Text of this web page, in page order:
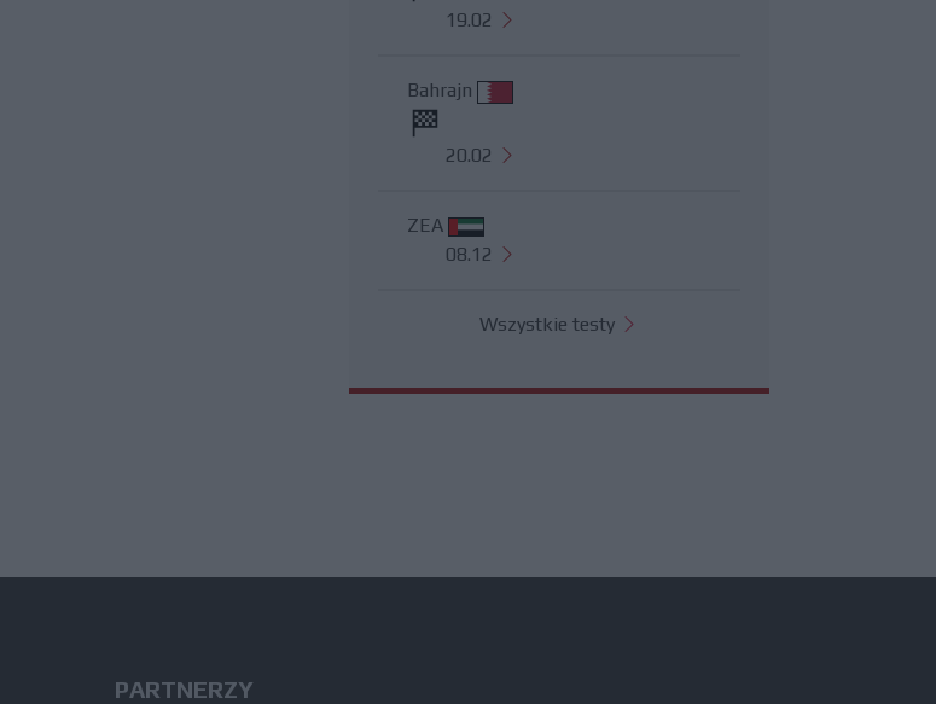
19.02
Bahrajn
20.02
ZEA
08.12
Wszystkie testy
PARTNERZY